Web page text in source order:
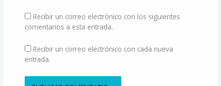
Recibir un correo electrónico con los siguientes
comentarios a esta entrada.
Recibir un correo electrónico con cada nueva
entrada.